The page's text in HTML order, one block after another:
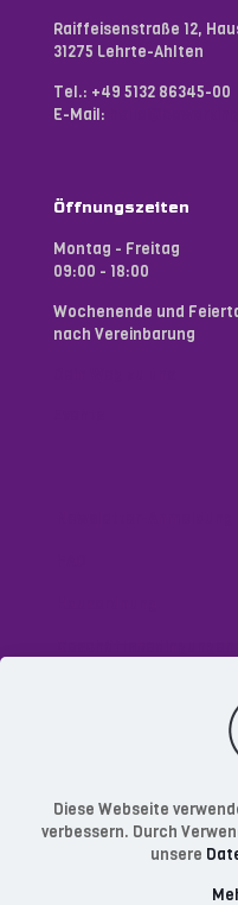
Raiffeisenstraße 12,
31275 Lehrte-Ahlten
Tel.: +49 5132 86345-00
E-Mail:
Öffnungszeiten
Montag - Freitag
09:00 - 18:00
Wochenende und
nach Vereinbarung
Diese Webseite
verbessern. Durch
unsere